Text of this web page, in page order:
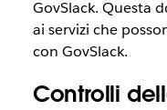
GovSlack. Questa
ai servizi che
con GovSlack.
Controlli